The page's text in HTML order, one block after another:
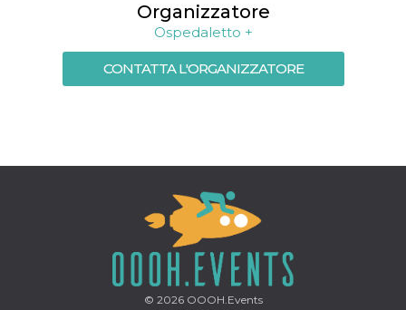
Organizzatore
Ospedaletto +
CONTATTA L'ORGANIZZATORE
© 2026OOOH.Events